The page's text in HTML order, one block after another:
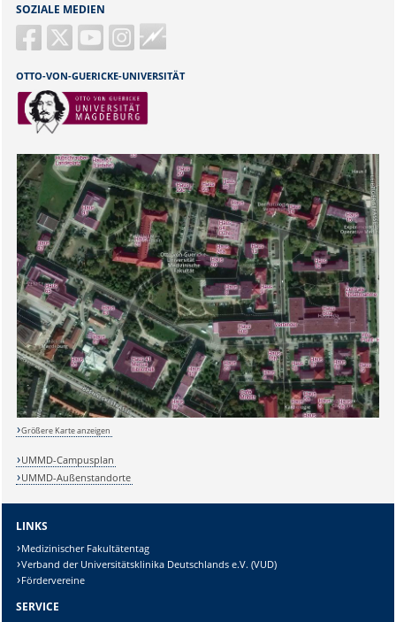
Sicherheitsabfrage:
SOZIALE MEDIEN
Guericke
FM
OTTO-VON-GUERICKE-UNIVERSITÄT
Größere Karte anzeigen
UMMD-Campusplan
UMMD-Außenstandorte
LINKS
Medizinischer Fakultätentag
Verband der Universitätsklinika Deutschlands e.V. (VUD)
Fördervereine
SERVICE